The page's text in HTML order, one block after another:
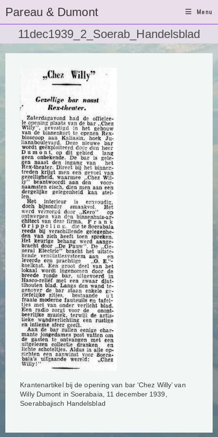
naar
inhoud
Pareau & Dumont Menu
11dec1939_2_Soerab_Handelsblad
Krantenartikel bij de opening van bar ‘Chez Willy’ van
Willy Dumont in Soerabaia, 11 december 1939,
Soerabbajisch Handelsblad